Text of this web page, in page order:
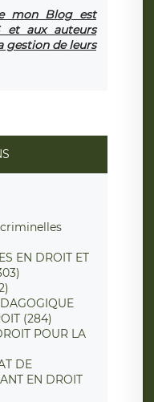
mon Blog est
et aux auteurs
gestion de leurs
EN DROIT ET
(284)
POUR LA
DE
EN DROIT